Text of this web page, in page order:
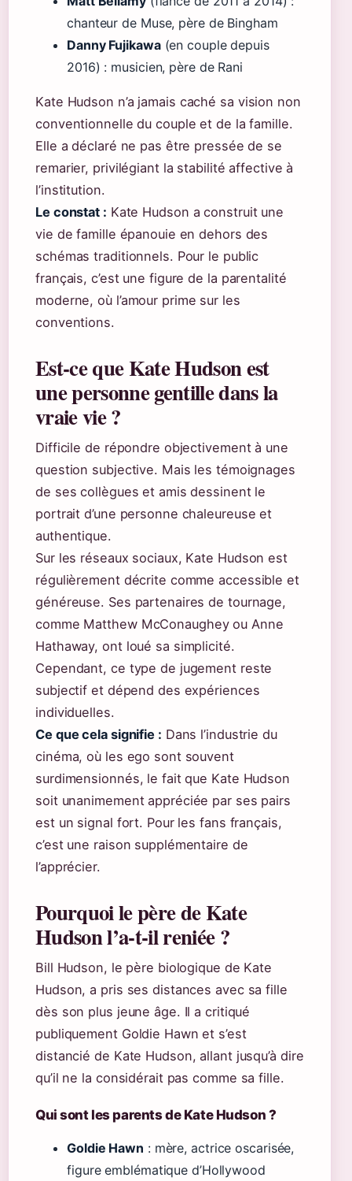
chanteur de Muse, père de Bingham
Danny Fujikawa(en couple depuis
2016) : musicien, père de Rani
Kate Hudson n’a jamais caché sa vision non
conventionnelle du couple et de la famille.
Elle a déclaré ne pas être pressée de se
remarier, privilégiant la stabilité affective à
l’institution.
Le constat : Kate Hudson a construit une
vie de famille épanouie en dehors des
schémas traditionnels. Pour le public
français, c’est une figure de la parentalité
moderne, où l’amour prime sur les
conventions.
Est-ce que Kate Hudson est
une personne gentille dans la
vraie vie ?
Difficile de répondre objectivement à une
question subjective. Mais les témoignages
de ses collègues et amis dessinent le
portrait d’une personne chaleureuse et
authentique.
Sur les réseaux sociaux, Kate Hudson est
régulièrement décrite comme accessible et
généreuse. Ses partenaires de tournage,
comme Matthew McConaughey ou Anne
Hathaway, ont loué sa simplicité.
Cependant, ce type de jugement reste
subjectif et dépend des expériences
individuelles.
Ce que cela signifie : Dans l’industrie du
cinéma, où les ego sont souvent
surdimensionnés, le fait que Kate Hudson
soit unanimement appréciée par ses pairs
est un signal fort. Pour les fans français,
c’est une raison supplémentaire de
l’apprécier.
Pourquoi le père de Kate
Hudson l’a-t-il reniée ?
Bill Hudson, le père biologique de Kate
Hudson, a pris ses distances avec sa fille
dès son plus jeune âge. Il a critiqué
publiquement Goldie Hawn et s’est
distancié de Kate Hudson, allant jusqu’à dire
qu’il ne la considérait pas comme sa fille.
Qui sont les parents de Kate Hudson ?
Goldie Hawn : mère, actrice oscarisée,
figure emblématique d’Hollywood